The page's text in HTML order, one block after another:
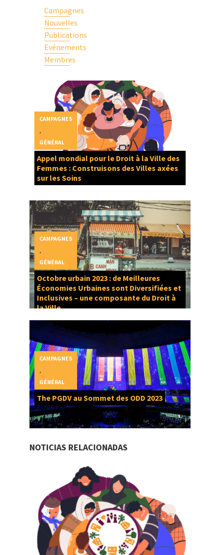
Campagnes
Nouvelles
Publications
Evénements
Membres
Appel mondial pour le Droit à la Ville des
Femmes : Construisons des Villes axées
sur les Soins
CAMPAGNES
GÉNÉRAL
Octobre urbain 2023 : de Meilleures
Économies Urbaines sont Diversifiées et
Inclusives – une composante du Droit à
la Ville
CAMPAGNES
GÉNÉRAL
The PGDV au Sommet des ODD 2023
CAMPAGNES
GÉNÉRAL
NOTICIAS RELACIONADAS